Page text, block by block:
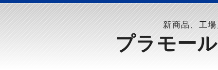
新商品、工
プラモー